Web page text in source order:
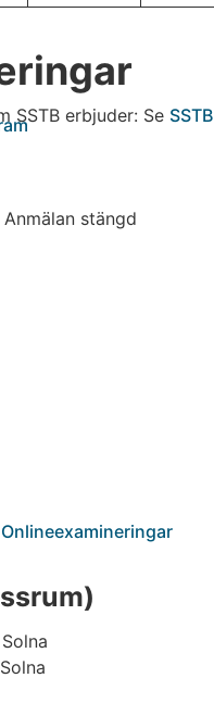
SSTB erbjuder: Se SSTB
stängd
Onlineexamineringar